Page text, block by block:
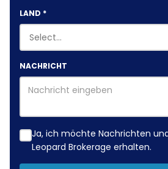
LAND *
NACHRICHT
Ja, ich möchte Nachrichten
Leopard Brokerage erhalten.